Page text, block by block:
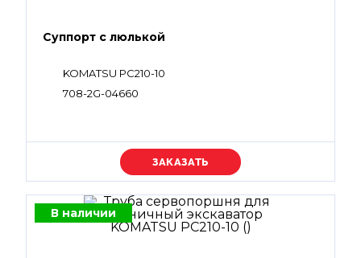
Суппорт с люлькой
KOMATSU PC210-10
708-2G-04660
Уточняйте цену
В наличии